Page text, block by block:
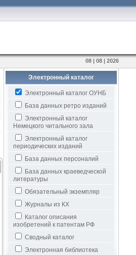
08 | 08 | 2026
Электронный каталог
Электронный каталог ОУНБ
База данных ретро изданий
Электронный каталог
Немецкого читального зала
Электронный каталог
периодических изданий
База данных персоналий
База данных краеведческой
литературы
Обязательный экземпляр
Журналы из КХ
Каталог описания
изобретений к патентам РФ
Сводный каталог
Электронная библиотека